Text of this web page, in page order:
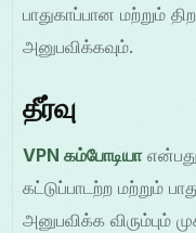
பாதுகாப்பான
அனுபவிக்கவும்.
தீர்வு
VPN கம்போடியா
கட்டுப்பாடற்ற மற்றும்
அனுபவிக்க விரும்பும்